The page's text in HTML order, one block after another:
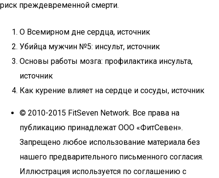
риск преждевременной смерти.
О Всемирном дне сердца, источник
Убийца мужчин №5: инсульт, источник
Основы работы мозга: профилактика инсульта,
источник
Как курение влияет на сердце и сосуды, источник
© 2010-2015 FitSeven Network. Все права на
публикацию принадлежат ООО «ФитСевен».
Запрещено любое использование материала без
нашего предварительного письменного согласия.
Иллюстрация используется по соглашению с